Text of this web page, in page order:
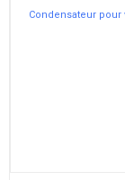
Condensateur pour